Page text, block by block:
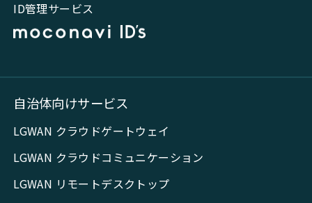
ID管理サービス
自治体向けサービス
LGWAN クラウドゲートウェイ
LGWAN クラウドコミュニケーション
LGWAN リモートデスクトップ